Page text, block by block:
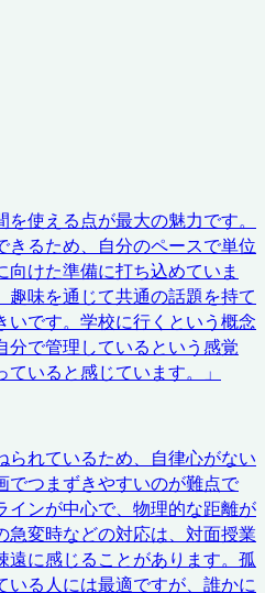
使える点が最大の魅力です。
きるため、自分のペースで単位
けた準備に打ち込めていま
味を通じて共通の話題を持て
いです。学校に行くという概念
分で管理しているという感覚
いると感じています。
」
られているため、自律心がない
でつまずきやすいのが難点で
インが中心で、物理的な距離が
急変時などの対応は、対面授業
遠に感じることがあります。孤
る人には最適ですが、誰かに